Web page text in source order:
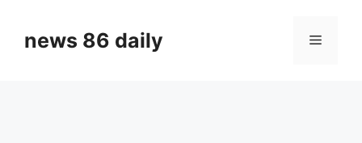
contentnews 86 daily Menu